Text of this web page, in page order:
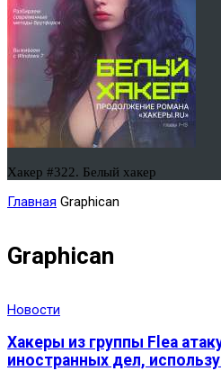
Хакер #322. Белый хакер
Главная Graphican
Graphican
Новости
Хакеры из группы Flea
иностранных дел,